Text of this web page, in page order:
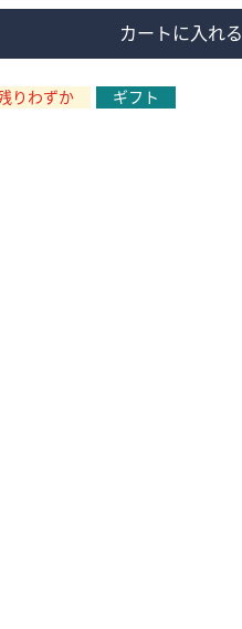
カートに入れる
りわずか ギフト